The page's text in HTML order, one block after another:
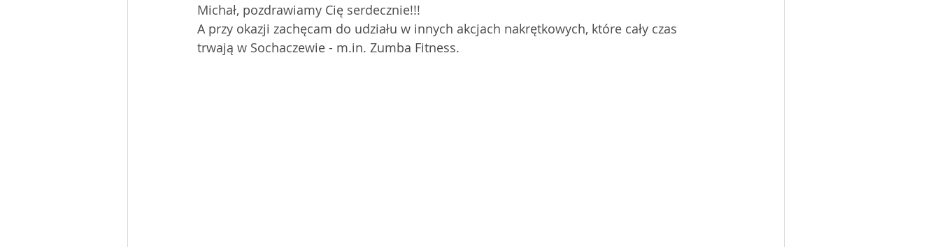
Michał, pozdrawiamy Cię serdecznie!!!
A przy okazji zachęcam do udziału w innych akcjach nakrętkowych, które cały czas
trwają w Sochaczewie - m.in. Zumba Fitness.